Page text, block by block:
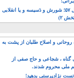
رویداد سال ۵۷؛ شورش و دَسیسه و یا انقلابی
۲)
و اصلاح طلبان از پشت به
گناه ، شجاعی و حاج صفی از
ملی محروم شدند.
نژادپرستی بدهید!